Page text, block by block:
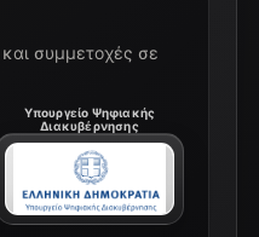
και συμμετοχές σε
Υπουργείο Ψηφιακής
Διακυβέρνησης